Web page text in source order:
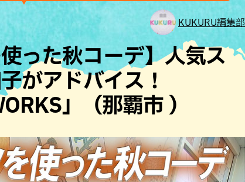
イタリアン
洋料理
・焼肉 焼鳥・串料理
肉料理 居酒屋・バー
イキング スイーツ
ガー タコス・タコライス
レジャー アート
ショッピング ホテル
サウナ 公園
沖縄の海
KUKURU編集部
った秋コーデ】人気ス
がアドバイス！
」（那覇市 ）